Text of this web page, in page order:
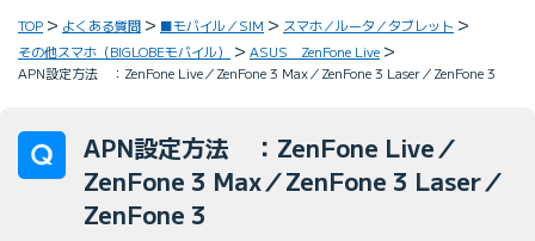
TOP よくある質問 ■モバイル／SIM
スマホ／ルータ／タブレット
その他スマホ（BIGLOBEモバイル）
ASUS ZenFone Live
APN設定方法 ：ZenFone Live／ZenFone 3 Max／ZenFone 3 Laser／ZenFone 3
APN設定方法 ：ZenFone Live／
ZenFone 3 Max／ZenFone 3 Laser／
ZenFone 3